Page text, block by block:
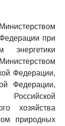
при
энергетики
Федерации,
Федерации,
Российской
хозяйства
природных